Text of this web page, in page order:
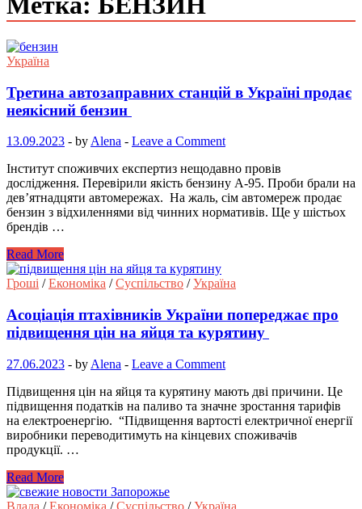
Україна
Третина автозаправних станцій в Україні продає
неякісний бензин
13.09.2023 - by Alena - Leave a Comment
Інститут споживчих експертиз нещодавно провів
дослідження. Перевірили якість бензину А-95. Проби брали на
дев’ятнадцяти автомережах. На жаль, сім автомереж продає
бензин з відхиленнями від чинних нормативів. Ще у шістьох
брендів …
Read More
Гроші /Економіка /Суспільство /Україна
Асоціація птахівників України попереджає про
підвищення цін на яйця та курятину
27.06.2023 - by Alena - Leave a Comment
Підвищення цін на яйця та курятину мають дві причини. Це
підвищення податків на паливо та значне зростання тарифів
на електроенергію. “Підвищення вартості електричної енергії
виробники переводитимуть на кінцевих споживачів
продукції. …
Read More
Влада /Економіка /Суспільство /Україна